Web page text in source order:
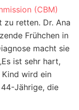
(CBM)
zu retten. Dr. Ana
Frühchen in
macht sie
ist sehr hart,
Kind wird ein
44-Jährige, die